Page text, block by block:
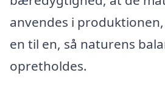
anvendes i
en til en, så naturens
opretholdes.